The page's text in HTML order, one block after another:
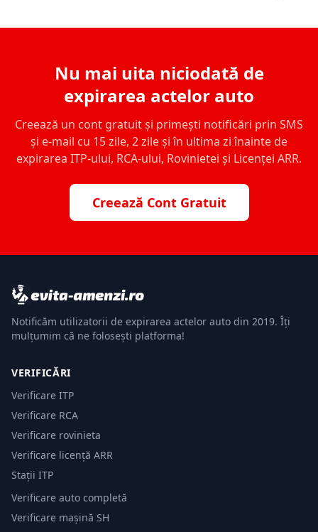
Nu mai uita niciodată de
expirarea actelor auto
Creează un cont gratuit și primești notificări prin SMS
și e-mail cu 15 zile, 2 zile și în ultima zi înainte de
expirarea ITP-ului, RCA-ului, Rovinietei și Licenței ARR.
Creează Cont Gratuit
Notificăm utilizatorii de expirarea actelor auto din 2019. Îți
mulțumim că ne folosești platforma!
VERIFICĂRI
Verificare ITP
Verificare RCA
Verificare rovinieta
Verificare licență ARR
Stații ITP
Verificare auto completă
Verificare mașină SH